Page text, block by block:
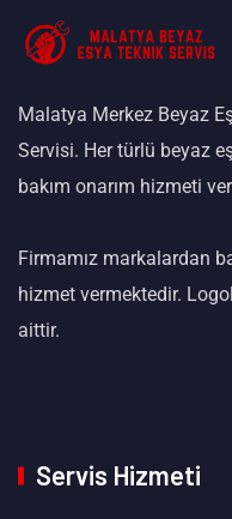
Malatya Merkez Beyaz
Servisi. Her türlü beyaz
bakım onarım hizmeti
Firmamız markalardan
hizmet vermektedir.
aittir.
Servis Hizmeti